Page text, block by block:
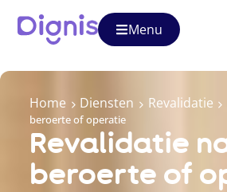
Menu
Home Diensten Revalidatie
beroerte of operatie
Revalidatie
beroerte of